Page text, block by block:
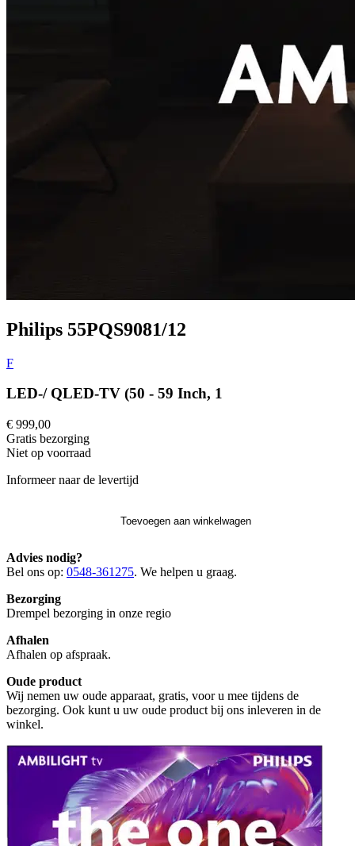
Philips 55PQS9081/12
F
LED-/ QLED-TV (50 - 59 Inch, 1
€ 999,00
Gratis bezorging
Niet op voorraad
Informeer naar de levertijd
Toevoegen aan winkelwagen
Advies nodig?
Bel ons op: 0548-361275. We helpen u graag.
Bezorging
Drempel bezorging in onze regio
Afhalen
Afhalen op afspraak.
Oude product
Wij nemen uw oude apparaat, gratis, voor u mee tijdens de
bezorging. Ook kunt u uw oude product bij ons inleveren in de
winkel.